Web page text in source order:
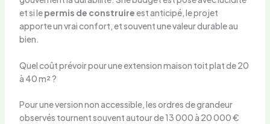
et si lepermis de construireest anticipé, le projet
apporte un vrai confort, et souvent une valeur durable au
bien.
Quel coût prévoir pour une extension maison toit plat de 20
à 40 m² ?
Pour une version non accessible, les ordres de grandeur
observés tournent souvent autour de 13 000 à 20 000 €